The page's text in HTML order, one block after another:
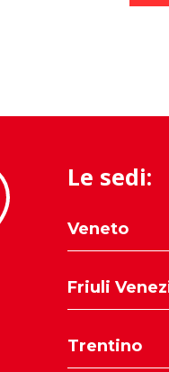
Le sedi:
Veneto
Belluno
Treviso
Friuli
Udine
Trentino